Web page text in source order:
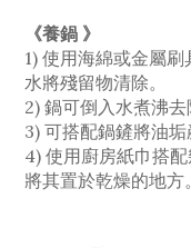
《養鍋 》
1) 使用海綿或金屬
水將殘留物清除。
2) 鍋可倒入水煮沸去
3) 可搭配鍋鏟將油垢
4) 使用廚房紙巾搭
將其置於乾燥的地方。